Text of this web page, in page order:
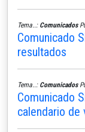
Tema..: Comunicados
Comunicado
resultados
Tema..: Comunicados
Comunicado
calendario de